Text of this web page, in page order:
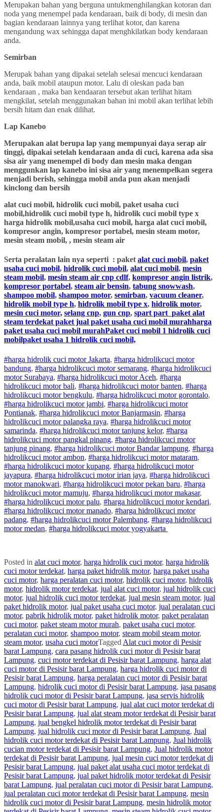
Merupakan bahan yang berguna untukmenghilangkan kotoran dan
noda yang menempel pada kendaraan, baik di body, di mesin dan
bagian kendaraan lainnya yang terlihat kotor, dan karena
mengandung wax sehingga dapat menghkilatkan body kendaraan
anda.
Semirban
Merupak bahan yang dipakai setelah selesai mencuci kendaraan
anda, baik mobil ataupun motor. Lalu di oleskan pada ban
kendaraan , maka ban kendaaran tersebut akan terlihat hitam
mengkilat, setelah menggunakan bahan ini mobil akan terlihat lebih
bersih hitam dan enak dilihat.
Lap Kanebo
Merupakan alat berupa lap yang mempunyai daya serap air
tinggi, dipakai setelah kendaraan anda di cuci, karena ada sisa
sisa air yang menempel di body dan mesin maka dengan
menggunkan lap kanebo ini sisa air yang menempelkan segera
menjadi berish, sehingga mobil anda pun akan menjadi
kinclong dan bersih
alat cuci mobil, hidrolik cuci mobil, paket usaha cuci
mobil,hidrolik cuci mobil type h, hidrolik cuci mobil type x
harga hidrolik mobil,usaha cuci mobil, harga alat cuci mobil,
kompresor angin, kompresor portabel, mesin steam motor,
mesin steam mobil, , mesin steam air
Serta peralatan lain nya seperti : paket alat cuci mobil, paket
usaha cuci mobil, hidrolik cuci mobil, alat cuci mobil, mesin
steam mobil, mesin steam air cnp cdlf, kompresor angin listrik,
kompresor portabel, steam air bensin, tabung snowwash,
shampoo mobil, shampoo motor, semirban, vacuum cleaner,
hidrolik mobil type h, hidrolik mobil type x, hidrolik motor,
mesin cuci motor, selang cnp, gun cnp, spart part paket alat
steam terdekat paket jual paket usaha cuci mobil murahharga
paket usaha cuci mobil murahPaket cuci mobil 1 hidrolik cuci
mobilpaket usaha 1 hidrolik cuci mobil,
#harga hidrolik cuci motor Jakarta, #harga hidrolikcuci motor
bandung, #harga hidrolikcuci motorsemarang, #harga hidrolikcuci
motorSurabaya, #harga hidrolikcuci motorAceh, #harga
hidrolikcuci motorbali, #harga hidrolikcuci motorbanten, #harga
hidrolikcuci motorbengkulu, #harga hidrolikcuci motorgorontalo,
#harga hidrolikcuci motorjambi, #harga hidrolikcuci motor
Pontianak, #harga hidrolikcuci motorBanjarmasin, #harga
hidrolikcuci motorpalangka raya, #harga hidrolikcuci motor
samarinda, #harga hidrolikcuci motortanjung kelor, #harga
hidrolikcuci motorpangkal pinang, #harga hidrolikcuci motor
tanjung pinang, #harga hidrolikcuci motorBandar lampung, #harga
hidrolikcuci motorambon, #harga hidrolikcuci motormataram,
#harga hidrolikcuci motorkupang, #harga hidrolikcuci motor
jayapura, #harga hidrolikcuci motoririan jaya, #harga hidrolikcuci
motormanokwari, #harga hidrolikcuci motorpekan baru, #harga
hidrolikcuci motormamuju, #harga hidrolikcuci motormakasar,
#harga hidrolikcuci motorpalu, #harga hidrolikcuci motorkendari,
#harga hidrolikcuci motormanado, #harga hidrolikcuci motor
padang, #harga hidrolikcuci motorPalembang, #harga hidrolikcuci
motormedan, #harga hidrolikcuci motoryogyakarta
Posted in alat cuci motor, harga hidrolik cuci motor, harga hidrolik
cuci motor terdekat, harga paket hidrolik motor, harga paket usaha
cuci motor, harga peralatan cuci motor, hidrolik cuci motor, hidrolik
motor, hidrolik motor terdekat, jual alat cuci motor, jual hidrolik cuci
motor, jual hidrolik cuci motor terdekat, jual mesin steam motor, jual
paket hidrolik motor, jual paket usaha cuci motor, jual peralatan cuci
motor, pabrik hidrolik motor, paket hidrolik motor, paket peralatan
cuci motor, paket steam motor murah, paket usaha cuci motor,
peralatan cuci motor, shampoo motor, steam mobil steam motor,
steam motor, usaha cuci motorTagged Alat cuci motor di Pesisir
barat Lampung, cara pasang hidrolik cuci motor di Pesisir barat
Lampung, cuci motor terdekat di Pesisir barat Lampung, harga alat
cuci motor di Pesisir barat Lampung, harga hidrolik cuci motor di
Pesisir barat Lampung, harga peralatan cuci motor di Pesisir barat
Lampung, hidrolik cuci motor di Pesisir barat Lampung, jasa pasang
hidrolik cuci motor di Pesisir barat Lampung, jasa servis hidrolik
cuci motor di Pesisir barat Lampung, jual alat cuci motor terdekat di
Pesisir barat Lampung, jual alat steam motor terdekat di Pesisir barat
Lampung, jual bengkel hidrolik motor terdekat di Pesisir barat
Lampung, jual hidrolik cuci motor di Pesisir barat Lampung, Jual
hidrolik cuci motor terdekat di Pesisir barat Lampung, Jual hidrolik
cucian motor terdekat di Pesisir barat Lampung, Jual hidrolik motor
terdekat di Pesisir barat Lampung, jual mesin cuci motor terdekat di
Pesisir barat Lampung, jual paket alat usaha cuci motor terdekat di
Pesisir barat Lampung, jual paket hidrolik motor terdekat di Pesisir
barat Lampung, jual peralatan cuci motor di Pesisir barat Lampung,
jual peralatan cuci motor terdekat di Pesisir barat Lampung, mesin
hidrolik cuci motor di Pesisir barat Lampung, mesin hidrolik motor